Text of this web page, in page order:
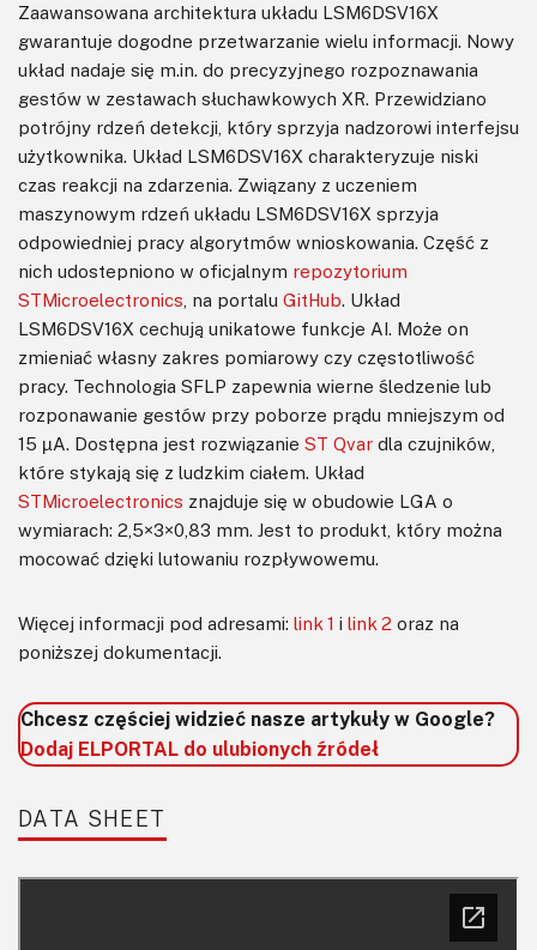
Zaawansowana architektura układu LSM6DSV16X
gwarantuje dogodne przetwarzanie wielu informacji. Nowy
układ nadaje się m.in. do precyzyjnego rozpoznawania
gestów w zestawach słuchawkowych XR. Przewidziano
potrójny rdzeń detekcji, który sprzyja nadzorowi interfejsu
użytkownika. Układ LSM6DSV16X charakteryzuje niski
czas reakcji na zdarzenia. Związany z uczeniem
maszynowym rdzeń układu LSM6DSV16X sprzyja
odpowiedniej pracy algorytmów wnioskowania. Część z
nich udostepniono w oficjalnym repozytorium
STMicroelectronics , na portalu GitHub. Układ
LSM6DSV16X cechują unikatowe funkcje AI. Może on
zmieniać własny zakres pomiarowy czy częstotliwość
pracy. Technologia SFLP zapewnia wierne śledzenie lub
rozponawanie gestów przy poborze prądu mniejszym od
15 µA. Dostępna jest rozwiązanie ST Qvar dla czujników,
które stykają się z ludzkim ciałem. Układ
STMicroelectronics znajduje się w obudowie LGA o
wymiarach: 2,5×3×0,83 mm. Jest to produkt, który można
mocować dzięki lutowaniu rozpływowemu.
Więcej informacji pod adresami: link 1 i link 2 oraz na
poniższej dokumentacji.
Chcesz częściej widzieć nasze artykuły w Google?
Dodaj ELPORTAL do ulubionych źródeł
DATA SHEET